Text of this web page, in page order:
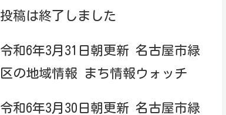
投稿は終了しました
令和6年3月31日朝更新 名古屋市緑
区の地域情報 まち情報ウォッチ
令和6年3月30日朝更新 名古屋市緑